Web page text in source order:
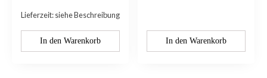
Lieferzeit: siehe Beschreibung
In den Warenkorb In den Warenkorb